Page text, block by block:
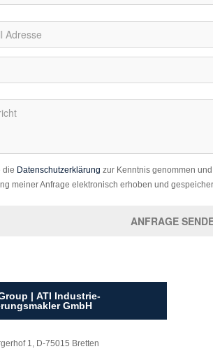
die Datenschutzerklärung zur Kenntnis genommen
meiner Anfrage elektronisch erhoben und
| ATI Industrie-
GmbH
1, D-75015 Bretten